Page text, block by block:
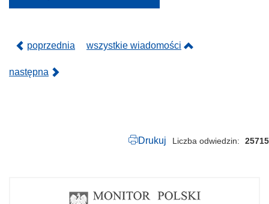
p
d
poprzednia wszystkie wiadomości
następna
Drukuj Liczba odwiedzin 25715